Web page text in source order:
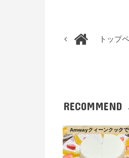
トップ
RECOMMEND
Amwayクィーンクック